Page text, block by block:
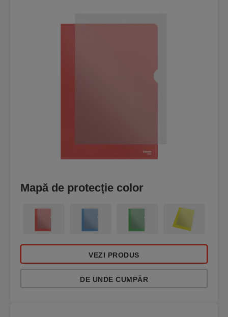
Mapă de protecție color
VEZI PRODUS
DE UNDE CUMPĂR